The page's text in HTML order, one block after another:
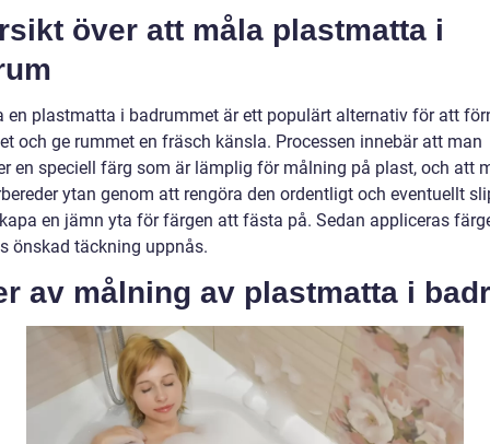
över att måla plastmatta i
en plastmatta i badrummet är ett populärt alternativ för att
och ge rummet en fräsch känsla. Processen innebär att man
en speciell färg som är lämplig för målning på plast, och att
ytan genom att rengöra den ordentligt och eventuellt
en jämn yta för färgen att fästa på. Sedan appliceras
önskad täckning uppnås.
av målning av plastmatta i